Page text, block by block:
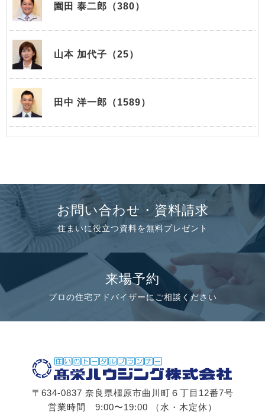
園田 泰二郎（380）
山本 加代子（25）
田中 洋一郎（1589）
お問い合わせ・資料請求
住まいに役立つ資料を無料プレゼント
来場予約
プロの住宅アドバイザーにご相談ください
〒634-0837 奈良県橿原市曲川町６丁目12番7号
営業時間 9:00〜19:00 （水・木定休）